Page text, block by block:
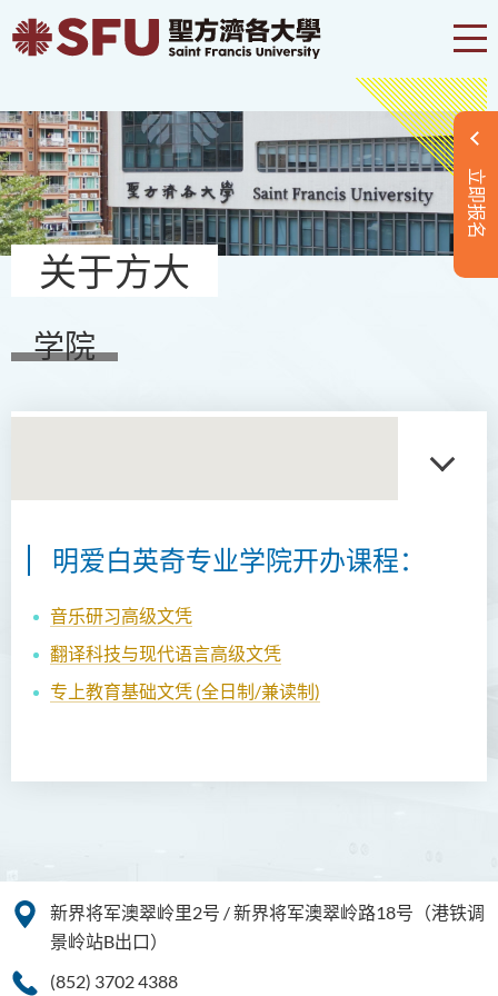
立即报名
关于方大
学院
明爱白英奇专业学院开办课程：
音乐研习高级文凭
翻译科技与现代语言高级文凭
专上教育基础文凭 (全日制/兼读制)
新界将军澳翠岭里2号 / 新界将军澳翠岭路18号（港铁调
景岭站B出口）
(852) 3702 4388